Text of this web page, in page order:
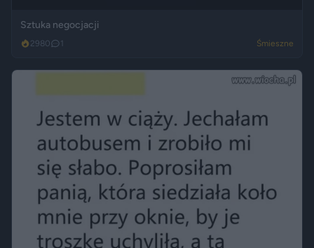
Sztuka negocjacji
2980 1 Śmieszne